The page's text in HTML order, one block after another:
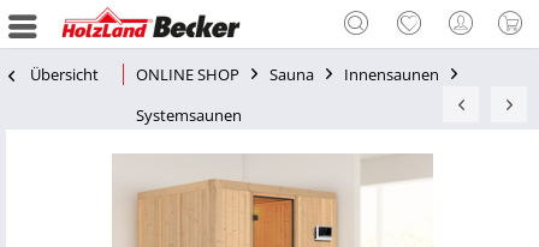
Übersicht ONLINE SHOP Sauna
Innensaunen
Systemsaunen